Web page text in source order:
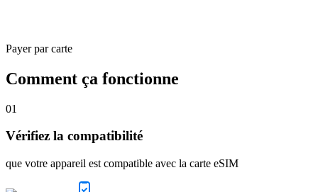
Payer par carte
Comment ça fonctionne
01
Vérifiez la compatibilité
que votre appareil est compatible avec la carte eSIM